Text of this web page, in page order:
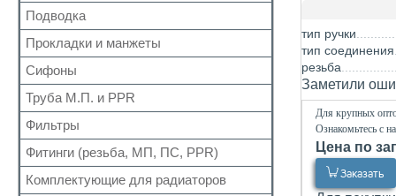
Коллекторные группы
Коллекторы
Для труб
Для радиатора
Прочий
Подводка
Газ
Газ сильфон
Вода
Вода сильфон
Вода гигант
к смесителю
к смесителю сильфон
Прокладки и манжеты
Прокладки
Для радиаторов
Сальники
Манжеты для канализационных труб
Наборы
Сифоны
Выпуск
Донный клапан
Колено
Сифон
Обвязка для ванн
Труба М.П. и PPR
Металлопластиковая
Полипропиленовая
Фильтры
Для обратного клапана
Косой
Фитинги (резьба, МП, ПС, PPR)
Резьбовые
Комплектующие для радиаторов
тип ручки
тип соединения
резьба
Заметили
Для крупных
Ознакомьтесь с
Цена по
Заказать